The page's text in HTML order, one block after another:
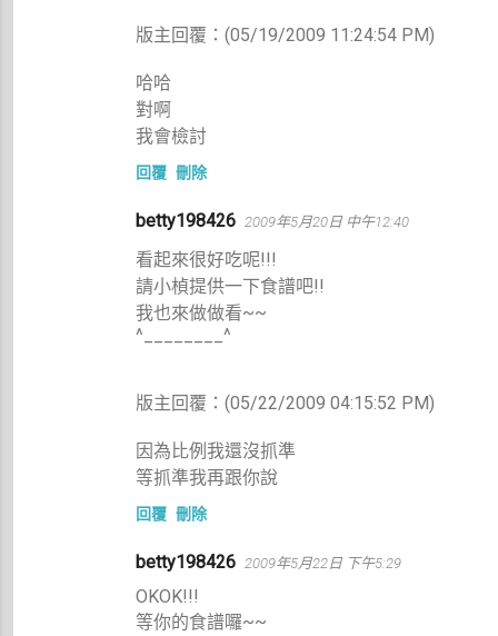
版主回覆：(05/19/2009 11:24:54 PM)
哈哈
對啊
我會檢討
回覆 刪除
betty198426 2009年5月20日 中午12:40
看起來很好吃呢!!!
請小楨提供一下食譜吧!!
我也來做做看~~
^________^
版主回覆：(05/22/2009 04:15:52 PM)
因為比例我還沒抓準
等抓準我再跟你說
回覆 刪除
betty198426 2009年5月22日 下午5:29
OKOK!!!
等你的食譜囉~~